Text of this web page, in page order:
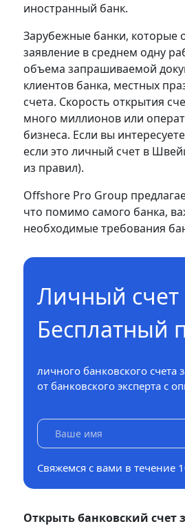
иностранный банк.
Зарубежные банки, которые
заявление в среднем одну
объема запрашиваемой
клиентов банка, местных
счета. Скорость открытия
много миллионов или
бизнеса. Если вы
если это личный счет в
из правил).
Offshore Pro Group
что помимо самого банка,
необходимые требования
Личный счет
Бесплатный
личного банковского счета
от банковского эксперта с
Свяжемся с вами в течение
Открыть банковский